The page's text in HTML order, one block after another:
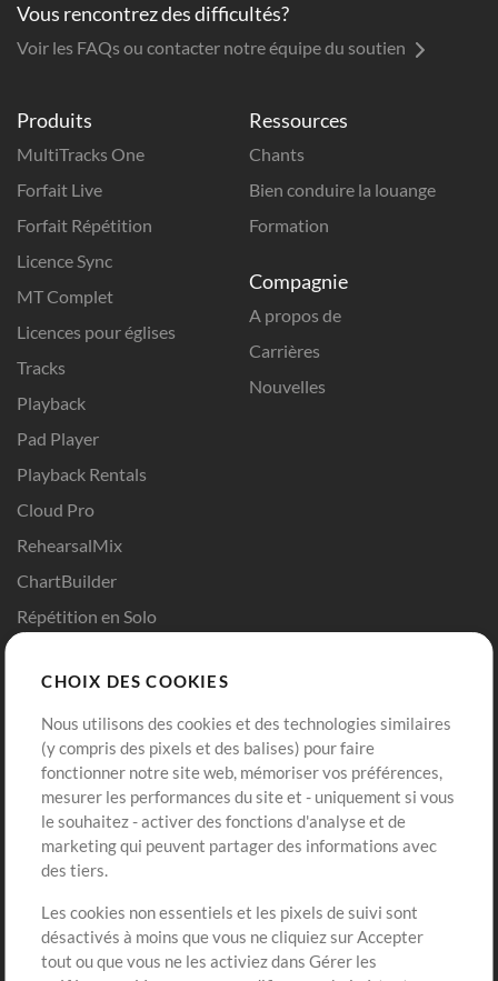
Produits
MultiTracks One
Forfait Live
Forfait Répétition
Licence Sync
MT Complet
Licences pour églises
Tracks
Playback
Pad Player
Playback Rentals
Cloud Pro
RehearsalMix
ChartBuilder
Répétition en Solo
Modèles ProPresenter
Sons
Ressources
Chants
Bien conduire la louange
Formation
Compagnie
A propos de
Carrières
Nouvelles
Boutique
Acheter des crédits
Contenu gratuit
Demander les pistes
Extras
Sessions
Compte
Connexion
S'inscrire
Vous rencontrez des difficultés?
Voir les FAQs ou contacter notre équipe du soutien
CHOIX DES COOKIES
Nous utilisons des cookies et des technologies similaires
(y compris des pixels et des balises) pour faire
fonctionner notre site web, mémoriser vos préférences,
mesurer les performances du site et - uniquement si vous
le souhaitez - activer des fonctions d'analyse et de
marketing qui peuvent partager des informations avec
des tiers.
Les cookies non essentiels et les pixels de suivi sont
désactivés à moins que vous ne cliquiez sur Accepter
tout ou que vous ne les activiez dans Gérer les